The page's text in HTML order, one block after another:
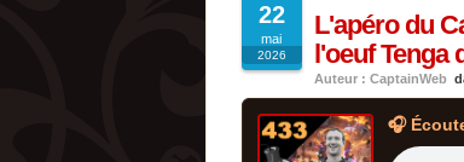
22
mai
2026
L'apéro du
l'oeuf Tenga
Auteur : CaptainWeb
🎧